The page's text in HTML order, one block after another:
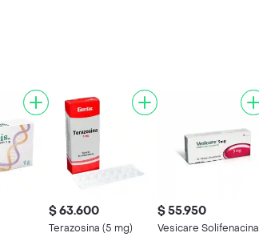
$ 63.600
Terazosina (5 mg)
$ 55.950
Vesicare Solifenacina